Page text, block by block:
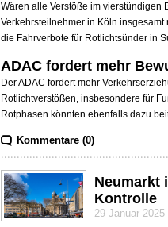
Wären alle Verstöße im vierstündigen
Verkehrsteilnehmer in Köln
die Fahrverbote für Rotlichtsünder in
ADAC fordert mehr
Der ADAC fordert mehr
Rotlichtverstößen, insbesondere für
Rotphasen könnten ebenfalls dazu
Kommentare (0)
Neumarkt
Kontrolle
29 Januar